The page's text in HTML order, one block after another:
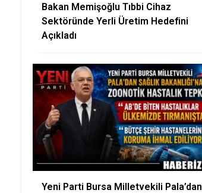
Bakan Memişoğlu Tıbbi Cihaz
Sektöründe Yerli Üretim Hedefini
Açıkladı
Yeni Parti Bursa Milletvekili Pala’dan